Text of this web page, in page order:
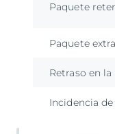
Paquete
Paquete
Retraso en
Incidencia